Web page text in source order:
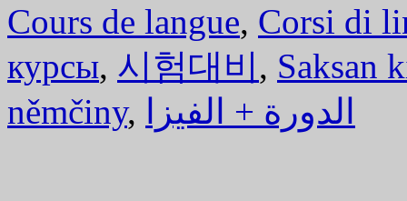
Cours de langue, Corsi di
курсы, 시험대비, Saksan
němčiny, الدورة + الفيزا